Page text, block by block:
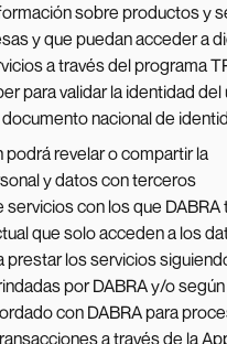
sobre productos y
y que puedan acceder a
a través del programa
para validar la identidad del
nacional de
podrá revelar o compartir la
y datos con terceros
con los que DABRA
que solo acceden a los
prestar los servicios
por DABRA y/o
con DABRA para
a través de la